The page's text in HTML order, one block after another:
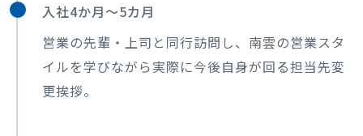
入社4か月～5カ月
営業の先輩・上司と同行訪問し、南雲の営業スタ
イルを学びながら実際に今後自身が回る担当先変
更挨拶。